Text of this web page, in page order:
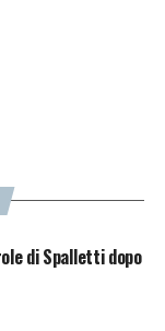
di Spalletti dopo